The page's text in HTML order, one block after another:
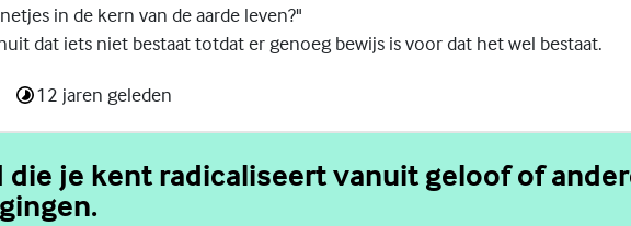
in de kern van de aarde leven?"
dat iets niet bestaat totdat er genoeg bewijs is voor dat het wel bestaat.
12 jaren geleden
die je kent radicaliseert vanuit geloof of